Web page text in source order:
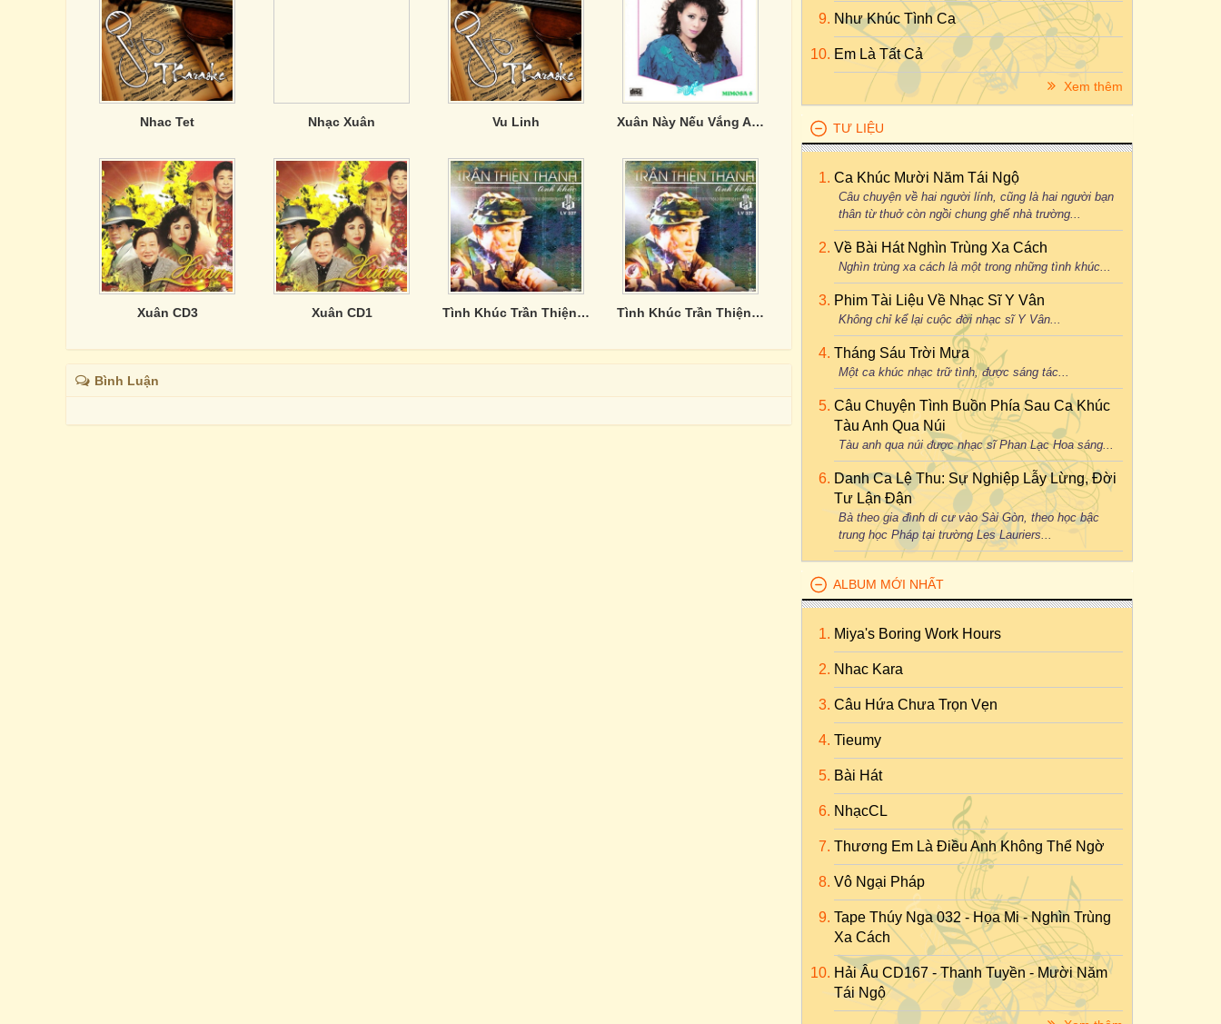
Nhac Tet Nhạc Xuân Vu Linh Xuân Này Nếu Vắng Anh
Xuân CD3 Xuân CD1 Tình Khúc Trần Thiện Thanh - CD4 Tình Khúc Trần Thiện Thanh - CD3
Bình Luận
Như Khúc Tình Ca
Em Là Tất Cả
Xem thêm
TƯ LIỆU
Ca Khúc Mười Năm Tái Ngộ
Câu chuyện về hai người lính, cũng là hai người bạn
thân từ thuở còn ngồi chung ghế nhà trường...
Về Bài Hát Nghìn Trùng Xa Cách
Nghìn trùng xa cách là một trong những tình khúc...
Phim Tài Liệu Về Nhạc Sĩ Y Vân
Không chỉ kể lại cuộc đời nhạc sĩ Y Vân...
Tháng Sáu Trời Mưa
Một ca khúc nhạc trữ tình, được sáng tác...
Câu Chuyện Tình Buồn Phía Sau Ca Khúc
Tàu Anh Qua Núi
Tàu anh qua núi được nhạc sĩ Phan Lạc Hoa sáng...
Danh Ca Lệ Thu: Sự Nghiệp Lẫy Lừng, Đời
Tư Lận Đận
Bà theo gia đình di cư vào Sài Gòn, theo học bậc
trung học Pháp tại trường Les Lauriers...
ALBUM MỚI NHẤT
Miya's Boring Work Hours
Nhac Kara
Câu Hứa Chưa Trọn Vẹn
Tieumy
Bài Hát
NhạcCL
Thương Em Là Điều Anh Không Thể Ngờ
Vô Ngại Pháp
Tape Thúy Nga 032 - Họa Mi - Nghìn Trùng
Xa Cách
Hải Âu CD167 - Thanh Tuyền - Mười Năm
Tái Ngộ